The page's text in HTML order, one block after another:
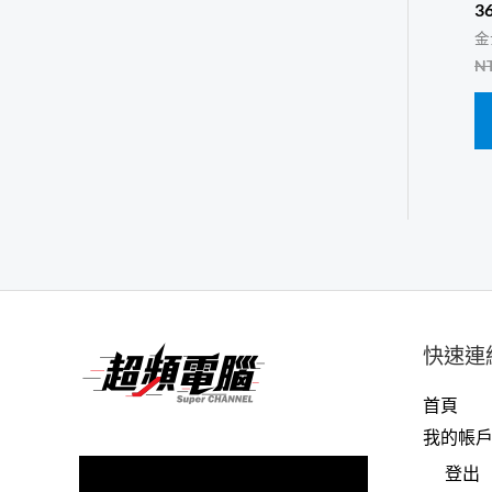
快速連
首頁
我的帳戶
登出